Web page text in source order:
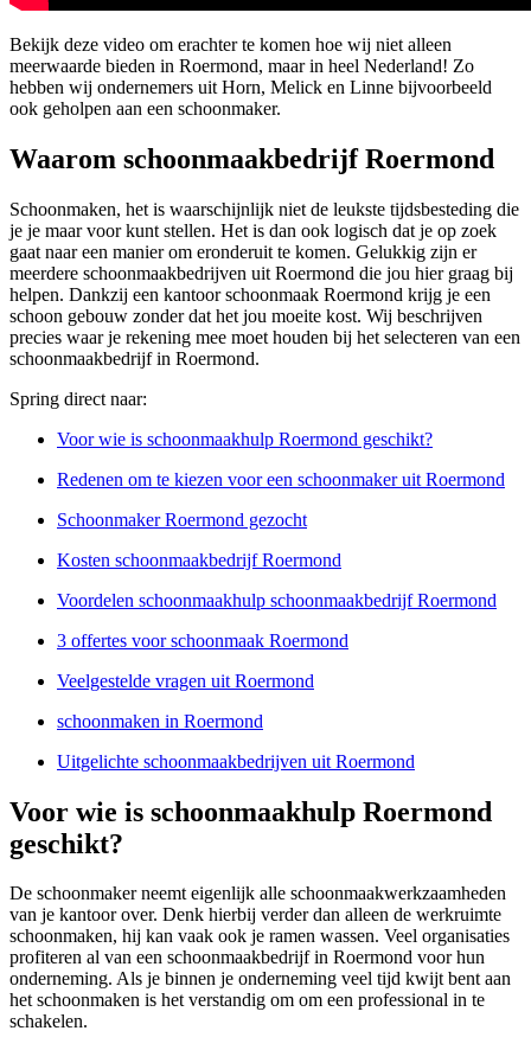
Bekijk deze video om erachter te komen hoe wij niet alleen
meerwaarde bieden in Roermond, maar in heel Nederland! Zo
hebben wij ondernemers uit Horn, Melick en Linne bijvoorbeeld
ook geholpen aan een schoonmaker.
Waarom schoonmaakbedrijf Roermond
Schoonmaken, het is waarschijnlijk niet de leukste tijdsbesteding die
je je maar voor kunt stellen. Het is dan ook logisch dat je op zoek
gaat naar een manier om eronderuit te komen. Gelukkig zijn er
meerdere schoonmaakbedrijven uit Roermond die jou hier graag bij
helpen. Dankzij een kantoor schoonmaak Roermond krijg je een
schoon gebouw zonder dat het jou moeite kost. Wij beschrijven
precies waar je rekening mee moet houden bij het selecteren van een
schoonmaakbedrijf in Roermond.
Spring direct naar:
Voor wie is schoonmaakhulp Roermond geschikt?
Redenen om te kiezen voor een schoonmaker uit Roermond
Schoonmaker Roermond gezocht
Kosten schoonmaakbedrijf Roermond
Voordelen schoonmaakhulp schoonmaakbedrijf Roermond
3 offertes voor schoonmaak Roermond
Veelgestelde vragen uit Roermond
schoonmaken in Roermond
Uitgelichte schoonmaakbedrijven uit Roermond
Voor wie is schoonmaakhulp Roermond
geschikt?
De schoonmaker neemt eigenlijk alle schoonmaakwerkzaamheden
van je kantoor over. Denk hierbij verder dan alleen de werkruimte
schoonmaken, hij kan vaak ook je ramen wassen. Veel organisaties
profiteren al van een schoonmaakbedrijf in Roermond voor hun
onderneming. Als je binnen je onderneming veel tijd kwijt bent aan
het schoonmaken is het verstandig om om een professional in te
schakelen.